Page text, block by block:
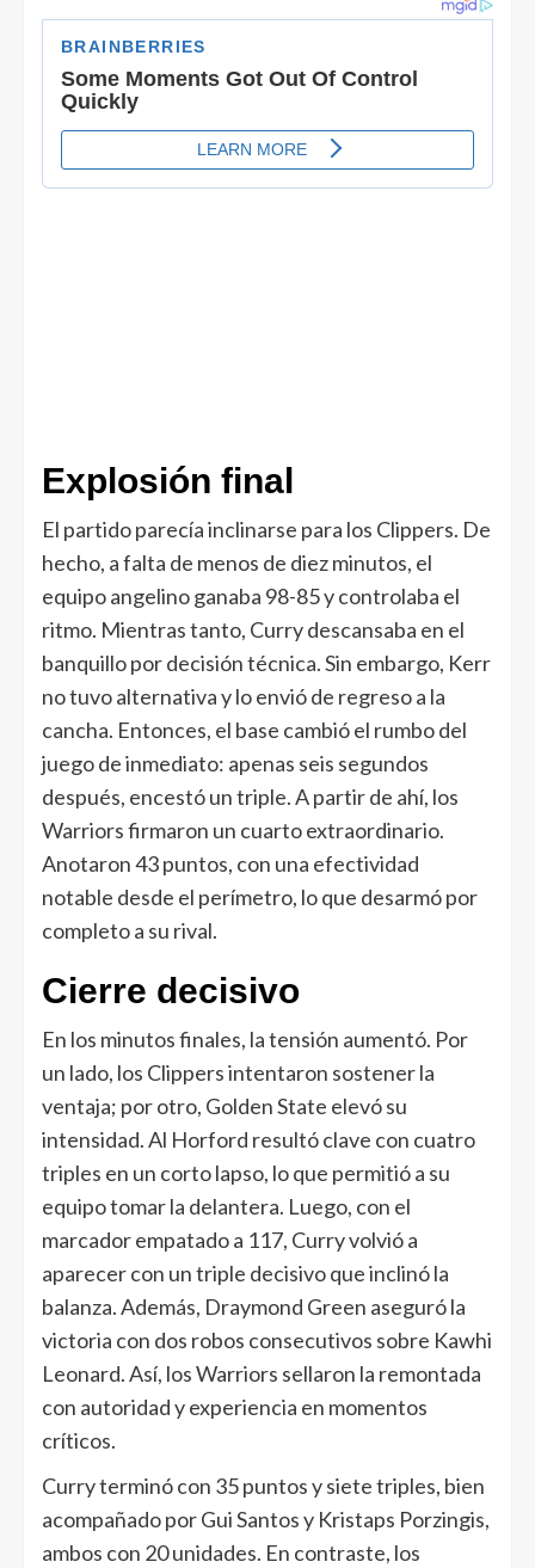
Explosión final
El partido parecía inclinarse para los Clippers. De
hecho, a falta de menos de diez minutos, el
equipo angelino ganaba 98-85 y controlaba el
ritmo. Mientras tanto, Curry descansaba en el
banquillo por decisión técnica. Sin embargo, Kerr
no tuvo alternativa y lo envió de regreso a la
cancha. Entonces, el base cambió el rumbo del
juego de inmediato: apenas seis segundos
después, encestó un triple. A partir de ahí, los
Warriors firmaron un cuarto extraordinario.
Anotaron 43 puntos, con una efectividad
notable desde el perímetro, lo que desarmó por
completo a su rival.
Cierre decisivo
En los minutos finales, la tensión aumentó. Por
un lado, los Clippers intentaron sostener la
ventaja; por otro, Golden State elevó su
intensidad. Al Horford resultó clave con cuatro
triples en un corto lapso, lo que permitió a su
equipo tomar la delantera. Luego, con el
marcador empatado a 117, Curry volvió a
aparecer con un triple decisivo que inclinó la
balanza. Además, Draymond Green aseguró la
victoria con dos robos consecutivos sobre Kawhi
Leonard. Así, los Warriors sellaron la remontada
con autoridad y experiencia en momentos
críticos.
Curry terminó con 35 puntos y siete triples, bien
acompañado por Gui Santos y Kristaps Porzingis,
ambos con 20 unidades. En contraste, los